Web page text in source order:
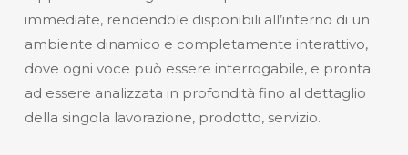
immediate, rendendole disponibili all’interno di un
ambiente dinamico e completamente interattivo,
dove ogni voce può essere interrogabile, e pronta
ad essere analizzata in profondità fino al dettaglio
della singola lavorazione, prodotto, servizio.